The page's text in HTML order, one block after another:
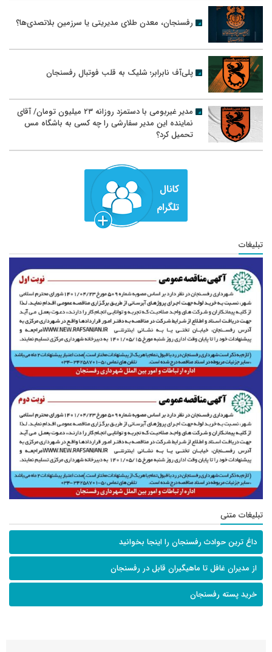
رفسنجان، معدن طلای مدیریتی یا سرزمین بلاتصدی‌ها؟
پلی‌آف نابرابر؛ شلیک به قلب فوتبال رفسنجان
مدیر غیربومی با دستمزد روزانه ۲۳ میلیون تومان/ آقای
نماینده این مدیر سفارشی را چه کسی به باشگاه مس
تحمیل کرد؟
تبلیغات
تبلیغات متنی
داغ ترین حوادث رفسنجان را اینجا بخوانید
از مدیران غافل تا ماهیگیران قابل در رفسنجان
خرید پسته رفسنجان